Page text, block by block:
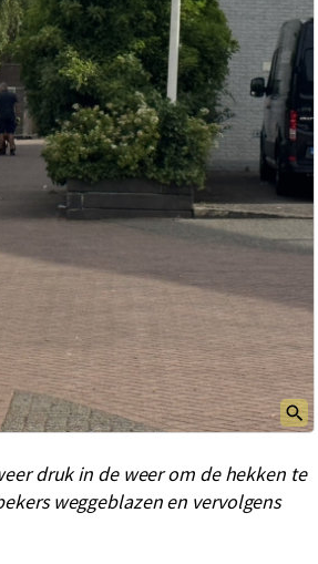
druk in de weer om de hekken te
weggeblazen en vervolgens